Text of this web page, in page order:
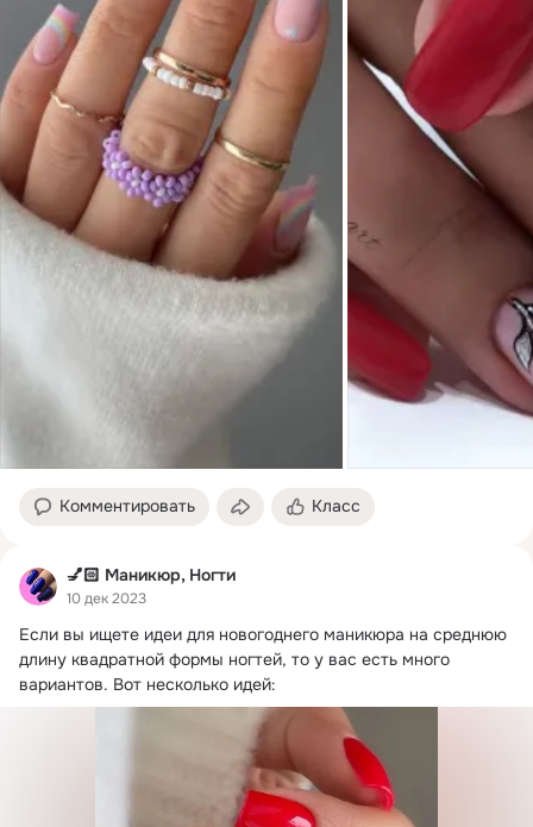
Комментировать Класс
💅🏻 Маникюр, Ногти
10 дек 2023
Если вы ищете идеи для новогоднего маникюра на среднюю
длину квадратной формы ногтей, то у вас есть много
вариантов. Вот несколько идей: